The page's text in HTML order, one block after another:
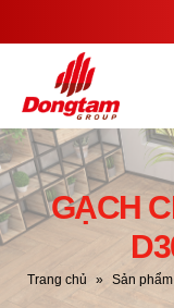
GẠCH
Trang chủ » Sản phẩm